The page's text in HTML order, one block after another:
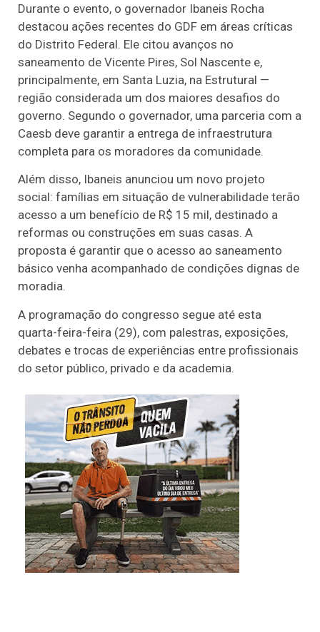
Durante o evento, o governador Ibaneis Rocha
destacou ações recentes do GDF em áreas críticas
do Distrito Federal. Ele citou avanços no
saneamento de Vicente Pires, Sol Nascente e,
principalmente, em Santa Luzia, na Estrutural —
região considerada um dos maiores desafios do
governo. Segundo o governador, uma parceria com a
Caesb deve garantir a entrega de infraestrutura
completa para os moradores da comunidade.
Além disso, Ibaneis anunciou um novo projeto
social: famílias em situação de vulnerabilidade terão
acesso a um benefício de R$ 15 mil, destinado a
reformas ou construções em suas casas. A
proposta é garantir que o acesso ao saneamento
básico venha acompanhado de condições dignas de
moradia.
A programação do congresso segue até esta
quarta-feira-feira (29), com palestras, exposições,
debates e trocas de experiências entre profissionais
do setor público, privado e da academia.